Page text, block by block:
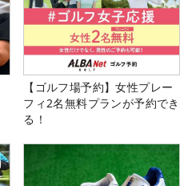
【ゴルフ場予約】女性プレー
フィ2名無料プランが予約でき
る！